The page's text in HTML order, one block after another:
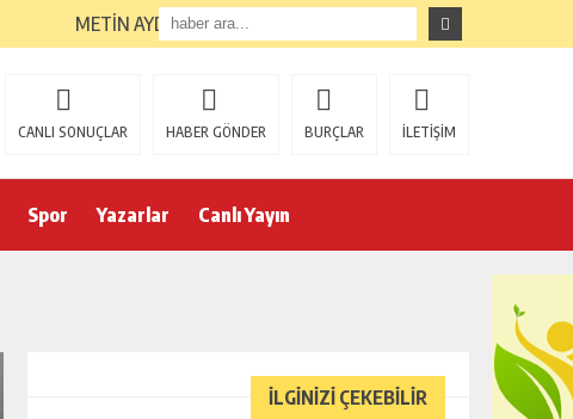
METİN AYDIN GÖREVE GETİRİLDİ
CANLI SONUÇLAR HABER GÖNDER BURÇLAR İLETİŞİM
Spor Yazarlar Canlı Yayın
İLGİNİZİ ÇEKEBİLİR